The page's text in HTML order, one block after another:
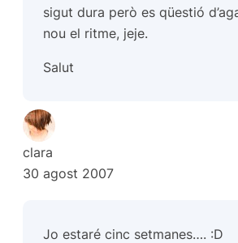
sigut dura però es qüestió
nou el ritme, jeje.
Salut
clara
30 agost 2007
Jo estaré cinc setmanes…. :D